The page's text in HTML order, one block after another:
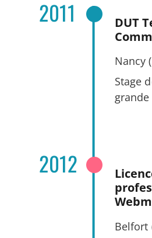
2011
DUT
Nancy
Stage
2012
Belfort